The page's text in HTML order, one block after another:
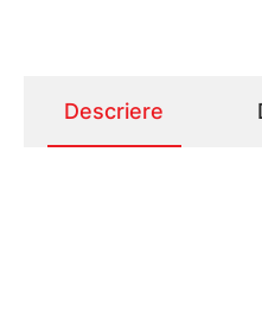
Descriere